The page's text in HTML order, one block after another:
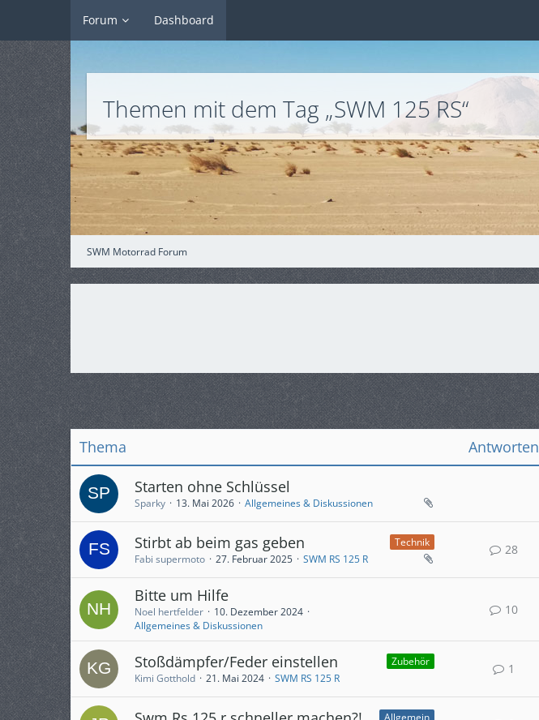
Forum Dashboard
SWM Motorrad Forum
Themen mit dem Tag „SWM 125 RS“
Thema Antworten
Starten ohne Schlüssel
Sparky 13. Mai 2026 Allgemeines & Diskussionen
Technik
Stirbt ab beim gas geben
Fabi supermoto 27. Februar 2025 SWM RS 125 R
28
Bitte um Hilfe
Noel hertfelder
10. Dezember 2024
Allgemeines & Diskussionen
10
Zubehör
Stoßdämpfer/Feder einstellen
Kimi Gotthold 21. Mai 2024 SWM RS 125 R
1
Allgemein